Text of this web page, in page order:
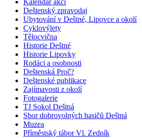
Kalendář akcí
Deštenský zpravodaj
Ubytování v Deštné, Lipovce a okolí
Cyklovýlety
Tělocvična
Historie Deštné
Historie Lipovky
Rodáci a osobnosti
Deštenská Proč?
Deštenské publikace
Zajímavosti z okolí
Fotogalerie
TJ Sokol Deštná
Sbor dobrovolných hasičů Deštná
Muzea
Příměstský tábor Vl. Zedník